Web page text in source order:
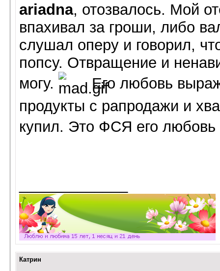
ariadna, отозвалось. Мой
впахивал за гроши, либо
слушал оперу и говорил,
попсу. Отвращение и
могу.
Его любовь
продукты с рапродажи и
купил. Это ФСЯ его
Катрин